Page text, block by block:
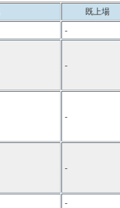
既上場
-
-
-
-
-